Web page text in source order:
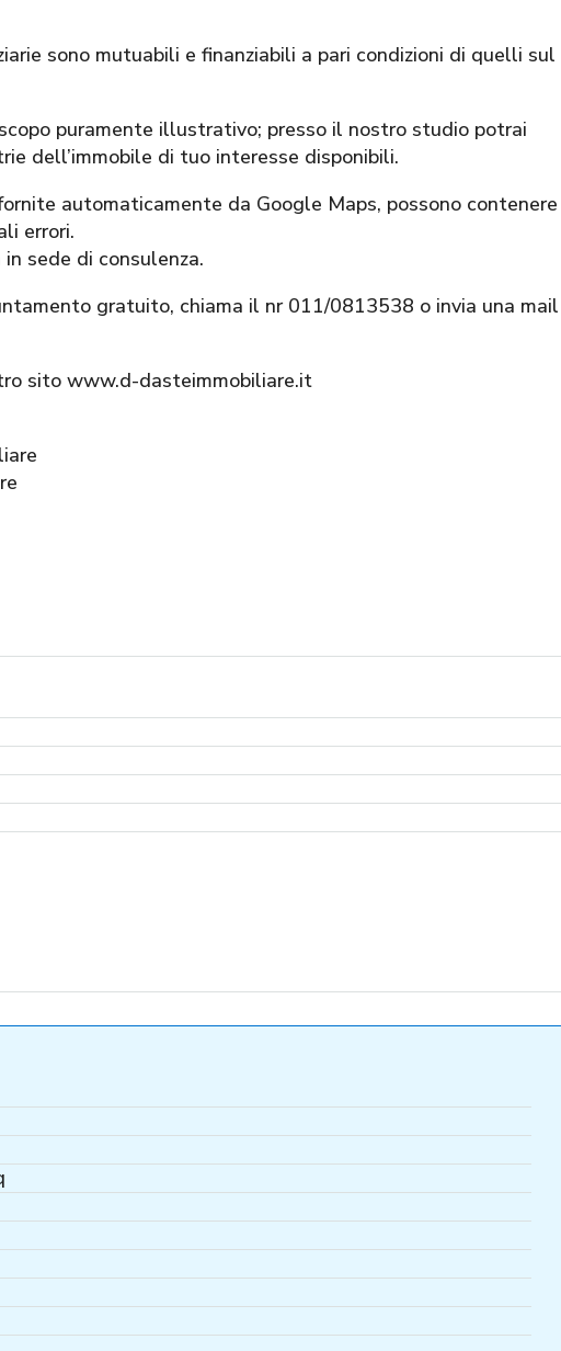
sono mutuabili e finanziabili a pari condizioni di quelli sul
puramente illustrativo; presso il nostro studio potrai
dell’immobile di tuo interesse disponibili.
automaticamente da Google Maps, possono contenere
errori.
sede di consulenza.
gratuito, chiama il nr 011/0813538 o invia una mail
sito www.d-dasteimmobiliare.it